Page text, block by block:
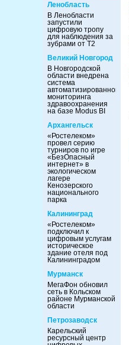
Ленобласть
В Ленобласти
запустили
цифровую тропу
для наблюдения за
зубрами от Т2
Великий Новгород
В Новгородской
области внедрена
система
автоматизированного
мониторинга
здравоохранения
на базе Modus BI
Архангельск
«Ростелеком»
провел серию
турниров по игре
«БезОпасный
интернет» в
экологическом
лагере
Кенозерского
национального
парка
Калининград
«Ростелеком»
подключил к
цифровым услугам
историческое
здание отеля под
Калининградом
Мурманск
МегаФон обновил
сеть в Кольском
районе Мурманской
области
Петрозаводск
Карельский
ресурсный центр